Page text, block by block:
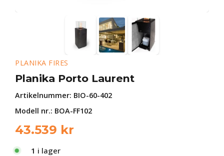
PLANIKA FIRES
Planika Porto Laurent
Artikelnummer: BIO-60-402
Modell nr.: BOA-FF102
43.539 kr
1 i lager